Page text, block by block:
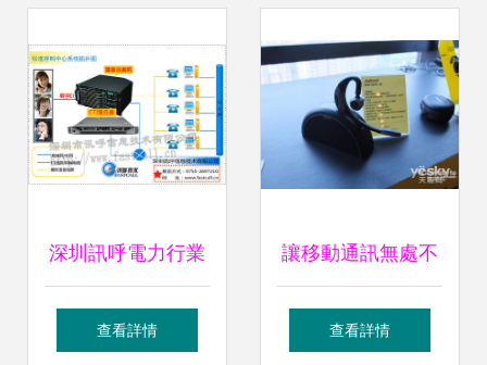
深圳訊呼電力行業
客戶服務呼叫中心
查看詳情
讓移動通訊無處不
在 捷波朗高層談呼
查看詳情